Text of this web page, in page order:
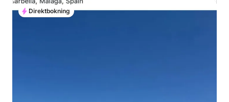
Direktbokning